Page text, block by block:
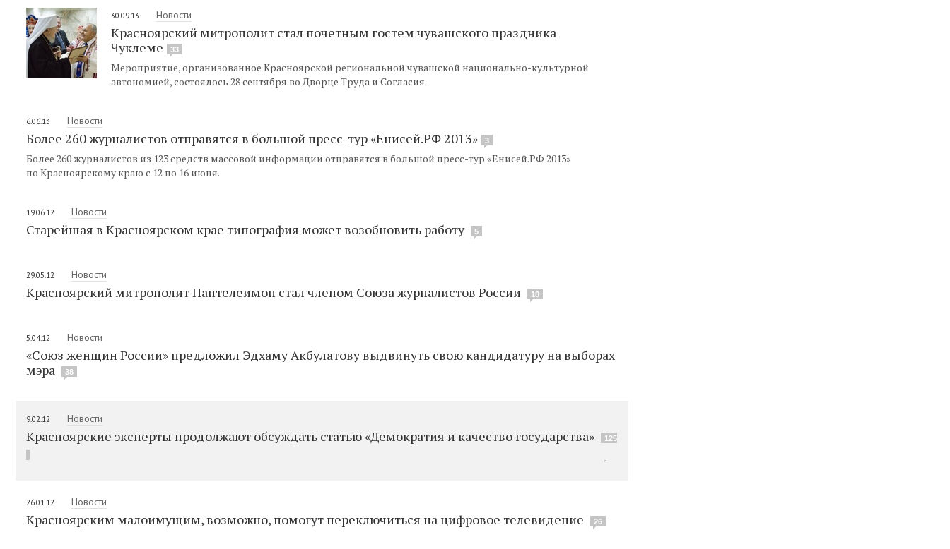
30.09.13 Новости
Красноярский митрополит стал почетным гостем чувашского праздника
Чуклеме
33
Мероприятие, организованное Красноярской региональной чувашской национально-культурной
автономией, состоялось 28 сентября во Дворце Труда и Согласия.
6.06.13 Новости
Более 260 журналистов отправятся в большой пресс-тур «Енисей.РФ 2013» 3
Более 260 журналистов из 123 средств массовой информации отправятся в большой пресс-тур «Енисей.РФ 2013»
по Красноярскому краю с 12 по 16 июня.
19.06.12 Новости
Старейшая в Красноярском крае типография может возобновить работу 5
29.05.12 Новости
Красноярский митрополит Пантелеимон стал членом Союза журналистов России 18
5.04.12 Новости
«Союз женщин России» предложил Эдхаму Акбулатову выдвинуть свою кандидатуру на выборах
мэра
38
9.02.12 Новости
Красноярские эксперты продолжают обсуждать статью «Демократия и качество государства» 125
26.01.12 Новости
Красноярским малоимущим, возможно, помогут переключиться на цифровое телевидение 26